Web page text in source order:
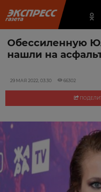
Обессиленную
нашли на
29 МАЯ 2022, 03:30 66302